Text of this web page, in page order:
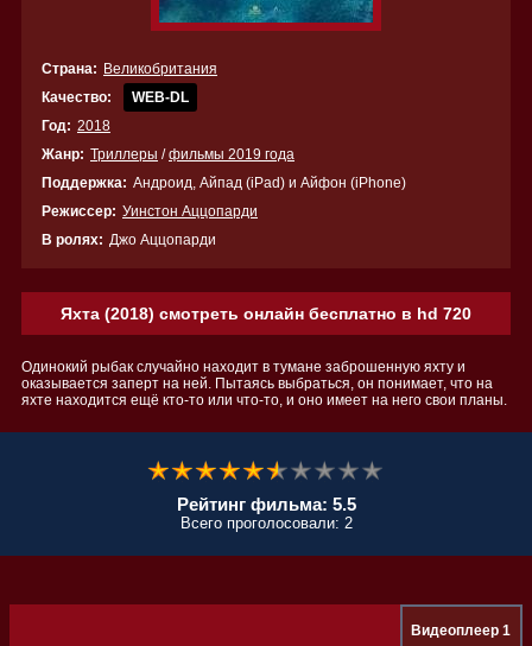
Страна: Великобритания
Качество:
WEB-DL
Год: 2018
Жанр: Триллеры /фильмы 2019 года
Поддержка: Андроид, Айпад (iPad) и Айфон (iPhone)
Режиссер: Уинстон Аццопарди
В ролях: Джо Аццопарди
Яхта (2018) смотреть онлайн бесплатно в hd 720
Одинокий рыбак случайно находит в тумане заброшенную яхту и
оказывается заперт на ней. Пытаясь выбраться, он понимает, что на
яхте находится ещё кто-то или что-то, и оно имеет на него свои планы.
Рейтинг фильма: 5.5
Всего проголосовали: 2
Видеоплеер 1